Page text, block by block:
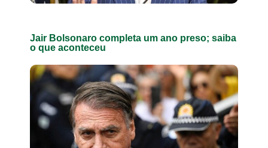
Jair Bolsonaro completa um ano preso; saiba
o que aconteceu